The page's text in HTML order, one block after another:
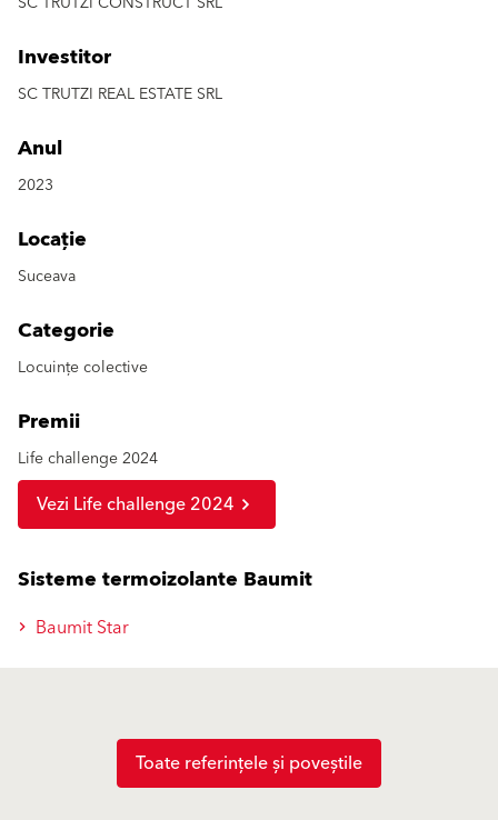
Investitor
SC TRUTZI REAL ESTATE SRL
Anul
2023
Locație
Suceava
Categorie
Locuințe colective
Premii
Life challenge 2024
Vezi Life challenge 2024
Sisteme termoizolante Baumit
Baumit Star
Toate referințele și poveștile